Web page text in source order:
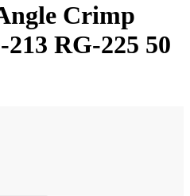
Crimp
RG-225 50